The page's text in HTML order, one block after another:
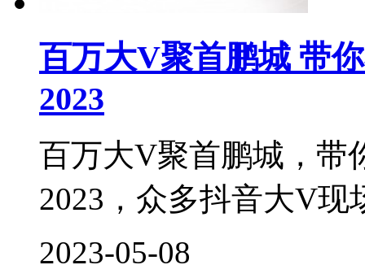
百万大V聚首鹏城 带
2023
百万大V聚首鹏城，带
2023，众多抖音大V现
2023-05-08